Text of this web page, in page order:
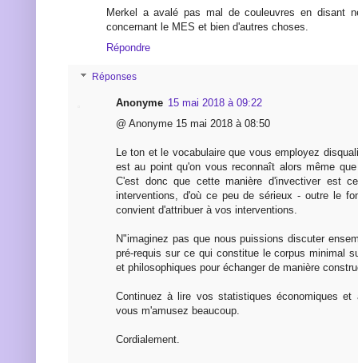
Merkel a avalé pas mal de couleuvres en disant
concernant le MES et bien d'autres choses.
Répondre
Réponses
Anonyme 15 mai 2018 à 09:22
@ Anonyme 15 mai 2018 à 08:50
Le ton et le vocabulaire que vous employez
est au point qu'on vous reconnaît alors même
C'est donc que cette manière d'invectiver est
interventions, d'où ce peu de sérieux - outre le
convient d'attribuer à vos interventions.
N"imaginez pas que nous puissions discuter
pré-requis sur ce qui constitue le corpus minimal
et philosophiques pour échanger de manière
Continuez à lire vos statistiques économiques et
vous m'amusez beaucoup.
Cordialement.